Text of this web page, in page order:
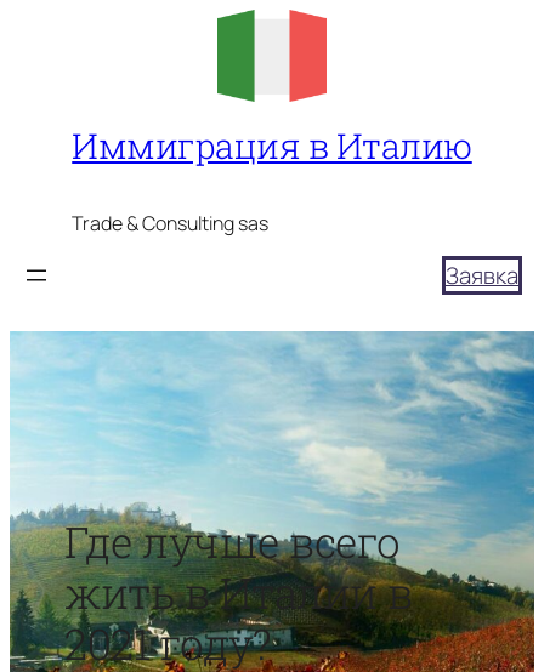
Иммиграция в Италию
Trade & Consulting sas
Заявка
Где лучше всего
жить в Италии в
2021 году?